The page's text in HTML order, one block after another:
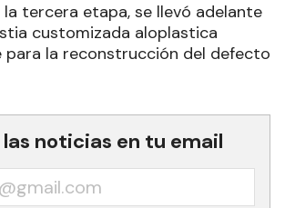
la tercera etapa, se llevó adelante
customizada aloplastica
la reconstrucción del defecto
las noticias en tu email